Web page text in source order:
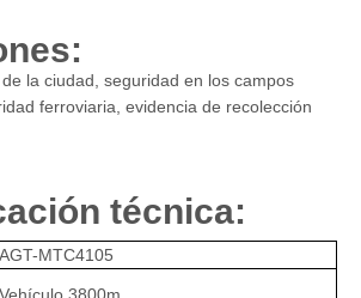
la ciudad, seguridad en los campos
ferroviaria, evidencia de recolección
técnica:
AGT-MTC4105